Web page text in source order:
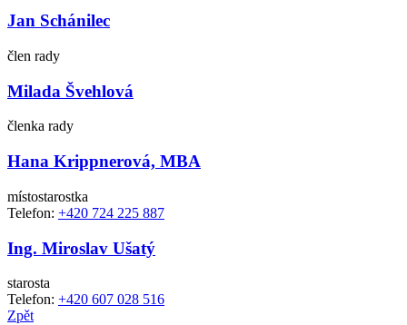
Jan Schánilec
člen rady
Milada Švehlová
členka rady
Hana Krippnerová, MBA
místostarostka
Telefon: +420 724 225 887
Ing. Miroslav Ušatý
starosta
Telefon: +420 607 028 516
Zpět